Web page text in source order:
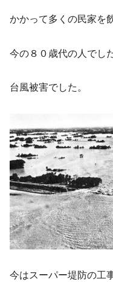
かかって多くの民家を
今の８０歳代の人でし
台風被害でした。
今はスーパー堤防の工